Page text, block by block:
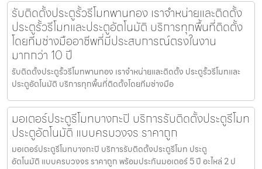
รับติดตั้งประตูรั้วรีโมทพานทอง เราจำหน่ายและติดตั้ง
ประตูรั้วรีโมทและประตูอัตโนมัติ บริการทุกพื้นที่ติดตั้ง
โดยทีมช่างมืออาชีพที่มีประสบการณ์ตรงในงาน
มากกว่า 10 ปี
รับติดตั้งประตูรั้วรีโมทพานทอง เราจำหน่ายและติดตั้ง ประตูรั้วรีโมทและ
ประตูอัตโนมัติ บริการทุกพื้นที่ติดตั้งโดยทีมช่างมือ
มอเตอร์ประตูรีโมทบางกะปิ บริการรับติดตั้งประตูรีโมท
ประตูอัตโนมัติ แบบครบวงจร ราคาถูก
มอเตอร์ประตูรีโมทบางกะปิ บริการรับติดตั้งประตูรีโมท ประตู
อัตโนมัติ แบบครบวงจร ราคาถูก พร้อมประกันมอเตอร์ 5 ปี อะไหล่ 2 ป